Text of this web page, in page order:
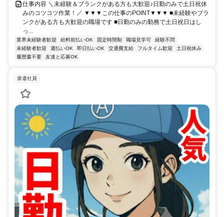
仕事内容 ＼未経験＆ブランクがある方も大歓迎♪日勤のみで土日祝休
みのコツコツ作業！／ ▼▼▼この仕事のPOINT▼▼▼ ■未経験やブラ
ンクがある方も大歓迎の職場です ■日勤のみの勤務で土日祝日はし
っ...
業界未経験者歓迎 給料前払いOK 固定時間制 職場見学可
経験不問
未経験者歓迎
週払いOK 即日払いOK 交通費支給 フルタイム歓迎
土日祝休み
履歴書不要
友達と応募OK
派遣社員